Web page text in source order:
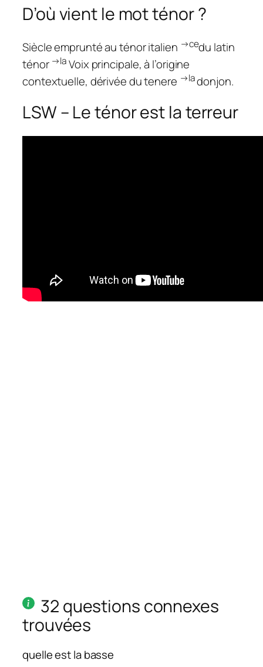
D’où vient le mot ténor ?
Siècle emprunté au ténor italien →cedu latin
ténor →laVoix principale, à l’origine
contextuelle, dérivée du tenere →ladonjon.
LSW – Le ténor est la terreur
32 questions connexes
trouvées
quelle est la basse